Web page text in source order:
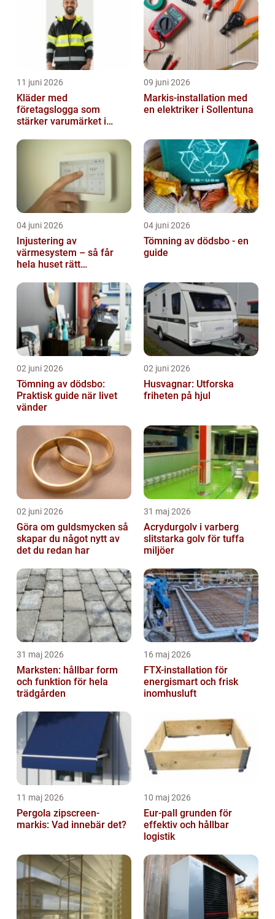
11 juni 2026
Kläder med
företagslogga som
stärker varumärket i
09 juni 2026
Markis-installation med
en elektriker i Sollentuna
04 juni 2026
Injustering av
värmesystem – så får
hela huset rätt
04 juni 2026
Tömning av dödsbo - en
guide
02 juni 2026
Tömning av dödsbo:
Praktisk guide när livet
vänder
02 juni 2026
Husvagnar: Utforska
friheten på hjul
02 juni 2026
Göra om guldsmycken så
skapar du något nytt av
det du redan har
31 maj 2026
Acrydurgolv i varberg
slitstarka golv för tuffa
miljöer
31 maj 2026
Marksten: hållbar form
och funktion för hela
trädgården
16 maj 2026
FTX-installation för
energismart och frisk
inomhusluft
11 maj 2026
Pergola zipscreen-
markis: Vad innebär det?
10 maj 2026
Eur-pall grunden för
effektiv och hållbar
logistik